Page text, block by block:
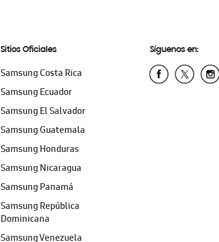
Sitios Oficiales
Samsung Costa Rica
Samsung Ecuador
Samsung El Salvador
Samsung Guatemala
Samsung Honduras
Samsung Nicaragua
Samsung Panamá
Samsung República
Dominicana
Samsung Venezuela
Síguenos en: